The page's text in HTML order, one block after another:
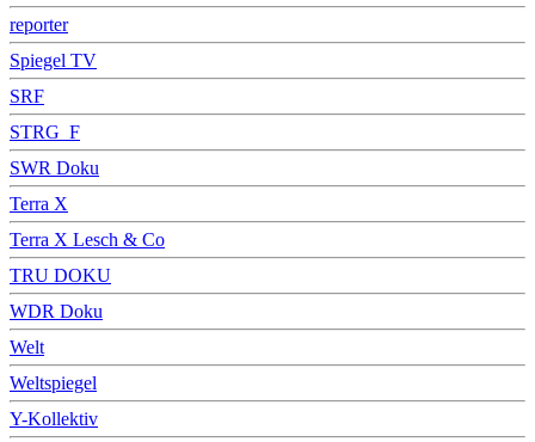
reporter
Spiegel TV
SRF
STRG_F
SWR Doku
Terra X
Terra X Lesch & Co
TRU DOKU
WDR Doku
Welt
Weltspiegel
Y-Kollektiv